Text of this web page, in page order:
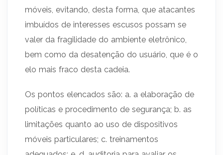
móveis, evitando, desta forma, que atacantes
imbuídos de interesses escusos possam se
valer da fragilidade do ambiente eletrônico,
bem como da desatenção do usuário, que é o
elo mais fraco desta cadeia.
Os pontos elencados são: a. a elaboração de
políticas e procedimento de segurança; b. as
limitações quanto ao uso de dispositivos
móveis particulares; c. treinamentos